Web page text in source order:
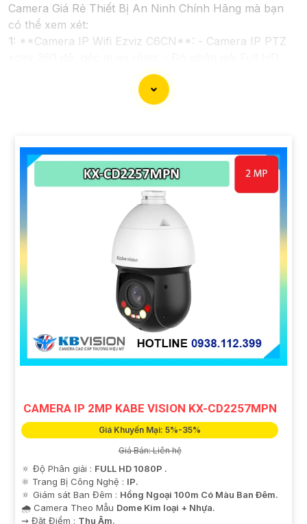
Camera Giá Rẻ Thiết Bị An Ninh Chính Hãng mà bạn
có thể xem xét:
1: **Camera IP Wifi Ezviz C6CN**: - Camera IP PTZ
1080p. - Hỗ trợ kết nối không dây WiFi. - Tích hợp
công nghệ hồng ngoại thông minh. - Phù hợp để theo
giải 2MP (1920x1080). - Hỗ trợ chống ngược sáng kỹ
thuật số. - Thiết kế vỏ nhựa chống va đập. - Hồng
ngoại ban đêm khoảng cách lên đến 30m.
**Camera Dahua HDCVI HAC-HFW1200T**: -
Camera HDCVI 2MP hỗ trợ chất lượng hình ảnh cao. -
Lens cố định 3.6mm. - Tầm quan sát hồng ngoại lên
đến 20m. - Chống ngược sáng Digital WDR, cân bằng
sáng, chống nhiễu 3D. - Giá phải chăng với chất lượng
chắc chắn hơn
Nhớ kiểm tra và lựa chọn sản phẩm phù hợp với nhu
cầu sử dụng và không gian lắp đặt của bạn. Bạn có thể
tham khảo thêm thông tin chi tiết và mua hàng tại các
cửa hàng điện tử uy tín hoặc cửa hàng thiết bị an ninh
chuyên nghiệp. Chúc bạn tìm được giải pháp an ninh
CAMERA IP 2MP KABE VISION KX-CD2257MPN
Giá Khuyến Mại: 5%-35%
Giá Bán: Liên hệ
🔅 Độ Phân giải : FULL HD 1080P .
⚛️ Trang Bị Công Nghệ : IP.
🔅 Giám sát Ban Đêm : Hồng Ngoại 100m Có Màu Ban Ðêm.
🌧️ Camera Theo Mẫu Dome Kim loại + Nhựa.
️⇝ Đặt Điểm : Thu Âm.